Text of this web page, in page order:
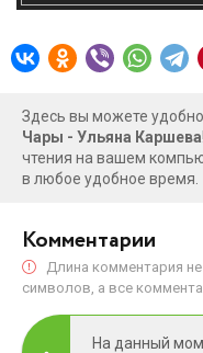
Здесь вы можете
Чары - Ульяна Каршева
чтения на вашем
в любое удобное время.
Комментарии
Длина комментария
символов, а все
На данный